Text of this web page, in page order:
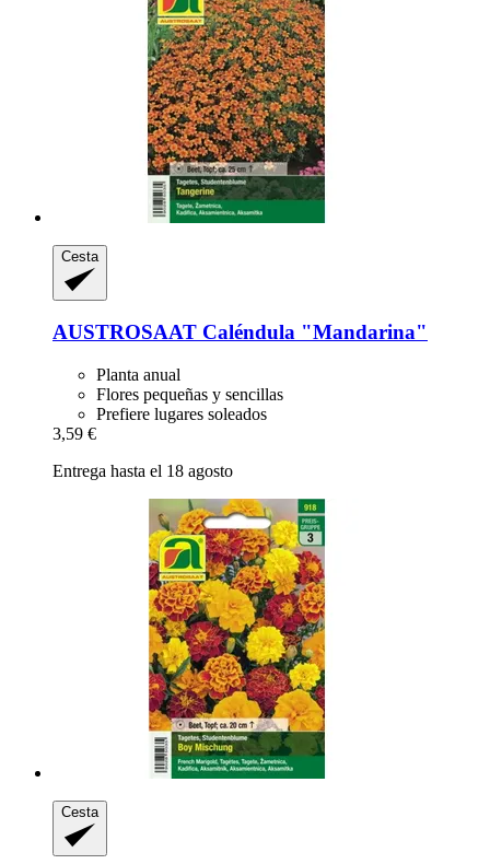
Cesta
AUSTROSAAT Caléndula "Mandarina"
Planta anual
Flores pequeñas y sencillas
Prefiere lugares soleados
3,59 €
Entrega hasta el 18 agosto
Cesta